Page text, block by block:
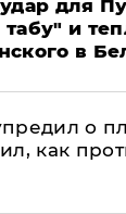
для
и
в
о
как